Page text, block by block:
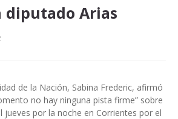
diputado Arias
de la Nación, Sabina Frederic, afirmó
no hay ninguna pista firme” sobre
jueves por la noche en Corrientes por el